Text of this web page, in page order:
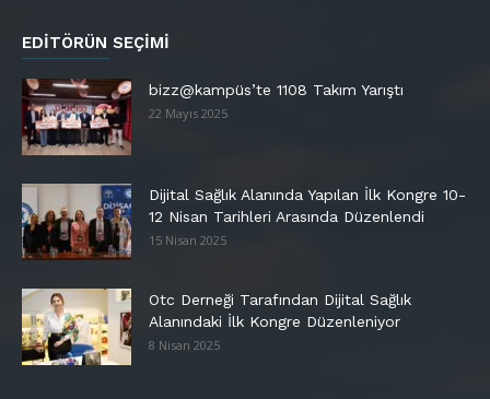
EDITÖRÜN SEÇIMI
bizz@kampüs’te 1108 Takım Yarıştı
22 Mayıs 2025
Dijital Sağlık Alanında Yapılan İlk Kongre 10-
12 Nisan Tarihleri Arasında Düzenlendi
15 Nisan 2025
Otc Derneği Tarafından Dijital Sağlık
Alanındaki İlk Kongre Düzenleniyor
8 Nisan 2025